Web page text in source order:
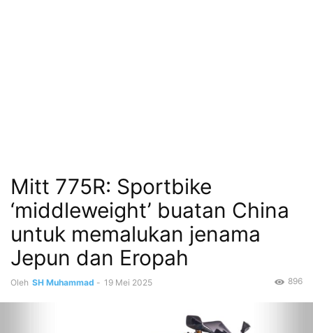
Mitt 775R: Sportbike
‘middleweight’ buatan China
untuk memalukan jenama
Jepun dan Eropah
Oleh SH Muhammad - 19 Mei 2025 896